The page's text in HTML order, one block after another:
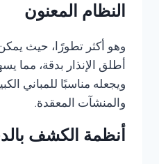
النظام المعنون
وهو أكثر تطورًا، حيث
أطلق الإنذار بدقة، مما
ويجعله مناسبًا للمباني
والمنشآت المعقدة.
أنظمة الكشف